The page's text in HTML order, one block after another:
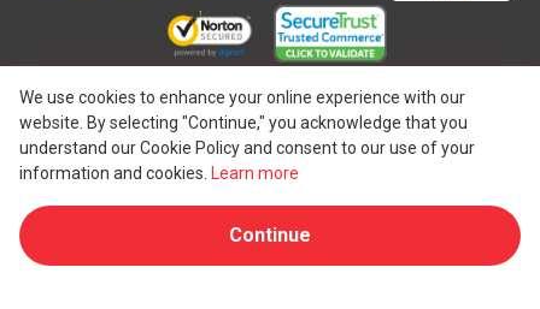
We use cookies to enhance your online experience with our
website. By selecting "Continue," you acknowledge that you
understand our Cookie Policy and consent to our use of your
information and cookies.
Learn more
Continue
Copyright © 1997 - 2026 UAB "One IBC", bildat i
Republiken Litauen med begränsat ansvar och ett
medlemsföretag i One IBC nätverk av oberoende och
separat juridisk enhet ansluten till One IBC®Group ("One
IBC Limited
"), en schweizisk enhet. Alla rättigheter